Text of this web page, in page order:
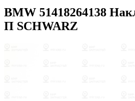
BMW 51418264138
П SCHWARZ